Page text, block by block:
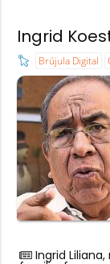
Ingrid
Brújula Digital
Ingrid